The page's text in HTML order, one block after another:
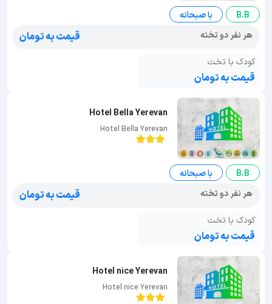
B.B
با صبحانه
هر نفر دو تخته
قیمت به تومان
کودک با تخت
قیمت به تومان
Hotel Bella Yerevan
Hotel Bella Yerevan
B.B
با صبحانه
هر نفر دو تخته
قیمت به تومان
کودک با تخت
قیمت به تومان
Hotel nice Yerevan
Hotel nice Yerevan